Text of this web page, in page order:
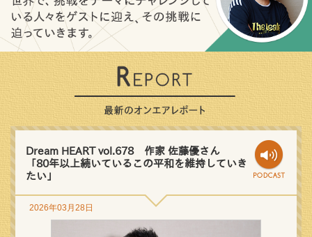
Dream HEART vol.678 作家 佐藤優さん
「80年以上続いているこの平和を維持していき
たい」
2026年03月28日